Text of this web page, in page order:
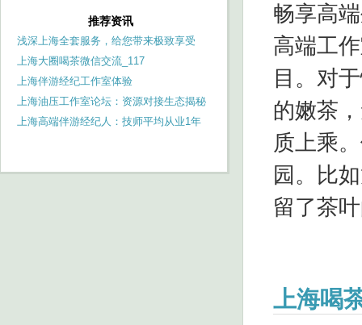
畅享高
高端工
目。对
的嫩茶
质上乘
园。比
留了茶
上海喝
推荐资讯
浅深上海全套服务，给您带来极致享受
上海大圈喝茶微信交流_117
上海伴游经纪工作室体验
上海油压工作室论坛：资源对接生态揭秘
上海高端伴游经纪人：技师平均从业1年